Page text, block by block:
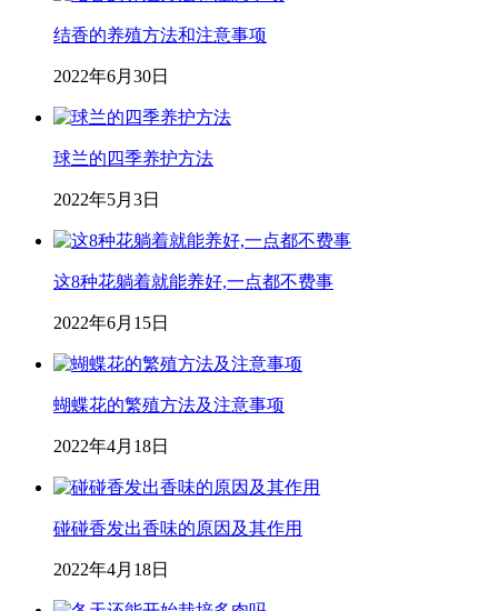
结香的养殖方法和注意事项
2022年6月30日
球兰的四季养护方法
2022年5月3日
这8种花躺着就能养好,一点都不费事
2022年6月15日
蝴蝶花的繁殖方法及注意事项
2022年4月18日
碰碰香发出香味的原因及其作用
2022年4月18日